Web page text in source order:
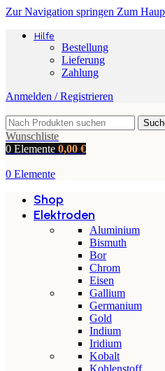
Zur Navigation springen Zum
Hilfe
Bestellung
Lieferung
Zahlung
Anmelden / Registrieren
Wunschliste
0 Elemente 0,00 €
0 Elemente
Shop
Elektroden
Aluminium
Bismuth
Bor
Chrom
Eisen
Gallium
Germanium
Gold
Indium
Iridium
Kobalt
Kohlenstoff